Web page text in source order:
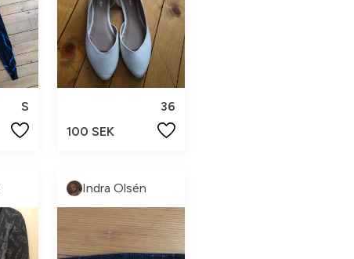
S
36
100 SEK
Indra Olsén